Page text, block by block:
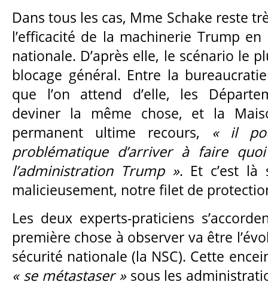
Dans tous les cas, Mme Schake reste
l’efficacité de la machinerie Trump
nationale. D’après elle, le scénario le
blocage général. Entre la
que l’on attend d’elle, les
deviner la même chose, et la
permanent ultime recours, « il
problématique d’arriver à faire
l’administration Trump ». Et c’est là
malicieusement, notre filet de
Les deux experts-praticiens
première chose à observer va être
sécurité nationale (la NSC). Cette
« se métastaser »sous les